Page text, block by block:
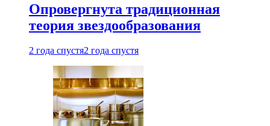
Опровергнута традиционная
теория звездообразования
2 года спустя2 года спустя